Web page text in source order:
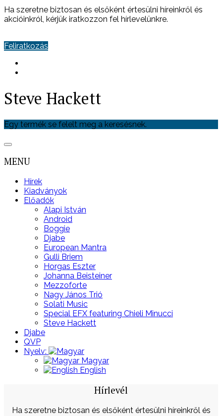
Ha szeretne biztosan és elsőként értesülni híreinkről és
akcióinkról, kérjük iratkozzon fel hírlevelünkre.
Feliratkozás
Steve Hackett
Egy termék se felelt meg a keresésnek.
MENU
Hírek
Kiadványok
Előadók
Alapi István
Android
Boggie
Djabe
European Mantra
Gulli Briem
Horgas Eszter
Johanna Beisteiner
Mezzoforte
Nagy János Trió
Solati Music
Special EFX featuring Chieli Minucci
Steve Hackett
Djabe
QVP
Nyelv:
Magyar
English
Hírlevél
Ha szeretne biztosan és elsőként értesülni híreinkről és